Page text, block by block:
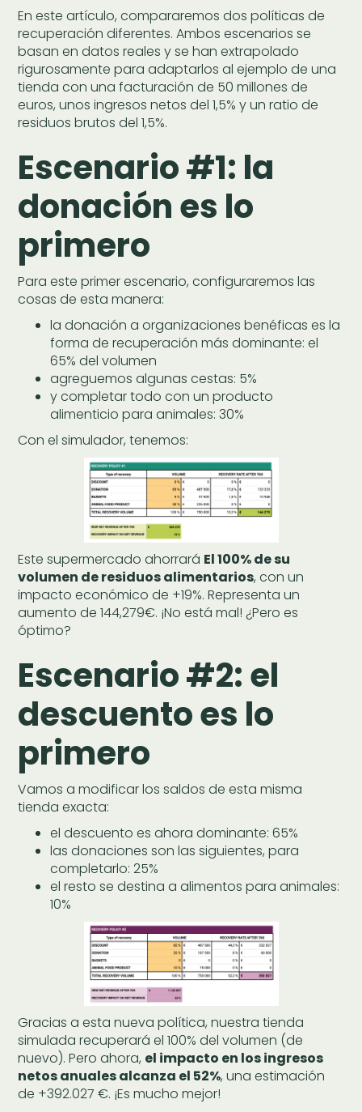
En este artículo, compararemos dos políticas de
recuperación diferentes. Ambos escenarios se
basan en datos reales y se han extrapolado
rigurosamente para adaptarlos al ejemplo de una
tienda con una facturación de 50 millones de
euros, unos ingresos netos del 1,5% y un ratio de
residuos brutos del 1,5%.
Escenario #1: la
donación es lo
primero
Para este primer escenario, configuraremos las
cosas de esta manera:
la donación a organizaciones benéficas es la
forma de recuperación más dominante: el
65% del volumen
agreguemos algunas cestas: 5%
y completar todo con un producto
alimenticio para animales: 30%
Con el simulador, tenemos:
Este supermercado ahorrará El 100% de su
volumen de residuos alimentarios, con un
impacto económico de +19%. Representa un
aumento de 144,279€. ¡No está mal! ¿Pero es
óptimo?
Escenario #2: el
descuento es lo
primero
Vamos a modificar los saldos de esta misma
tienda exacta:
el descuento es ahora dominante: 65%
las donaciones son las siguientes, para
completarlo: 25%
el resto se destina a alimentos para animales:
10%
Gracias a esta nueva política, nuestra tienda
simulada recuperará el 100% del volumen (de
nuevo). Pero ahora, el impacto en los ingresos
netos anuales alcanza el 52%, una estimación
de +392.027 €. ¡Es mucho mejor!